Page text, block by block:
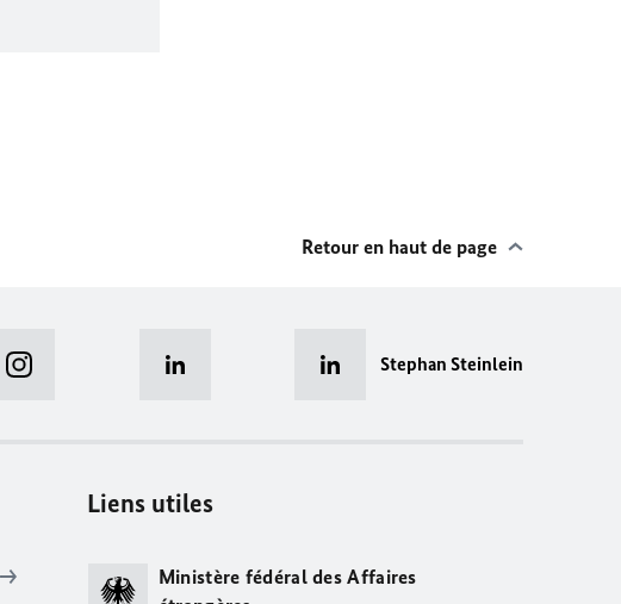
Retour en haut de page
Stephan Steinlein
Liens utiles
Ministère fédéral des Affaires